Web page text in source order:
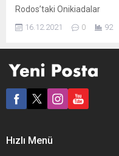
Rodos’taki Onikiadalar
Mahkemesinin, Türkiye’nin
görev yapan Sebahattin
iddiasıyla hapis cezası kararı
aldığı bildirildi. Yunan
için 5 yıl ağır hapis cezası
16.12.2021 0 92
Hızlı Menü